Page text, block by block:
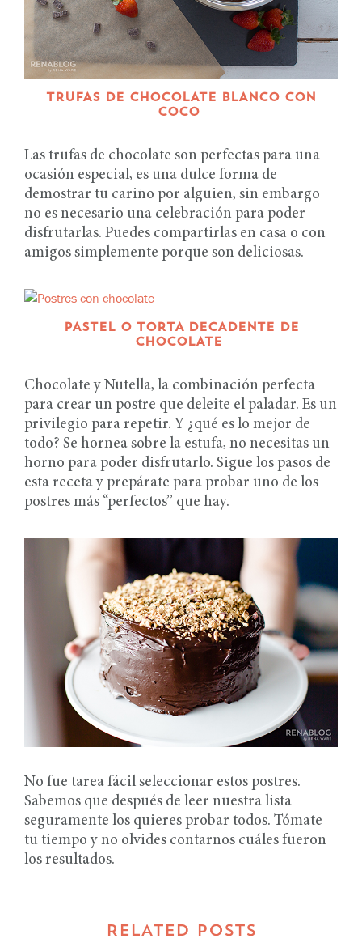
TRUFAS DE CHOCOLATE BLANCO CON
COCO
Las trufas de chocolate son perfectas para una
ocasión especial, es una dulce forma de
demostrar tu cariño por alguien, sin embargo
no es necesario una celebración para poder
disfrutarlas. Puedes compartirlas en casa o con
amigos simplemente porque son deliciosas.
PASTEL O TORTA DECADENTE DE
CHOCOLATE
Chocolate y Nutella, la combinación perfecta
para crear un postre que deleite el paladar. Es un
privilegio para repetir. Y ¿qué es lo mejor de
todo? Se hornea sobre la estufa, no necesitas un
horno para poder disfrutarlo. Sigue los pasos de
esta receta y prepárate para probar uno de los
postres más “perfectos” que hay.
No fue tarea fácil seleccionar estos postres.
Sabemos que después de leer nuestra lista
seguramente los quieres probar todos. Tómate
tu tiempo y no olvides contarnos cuáles fueron
los resultados.
RELATED POSTS